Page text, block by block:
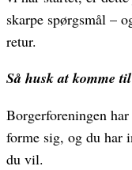
skarpe spørgsmål –
retur.
Så husk at komme
Borgerforeningen
forme sig, og du har
du vil.